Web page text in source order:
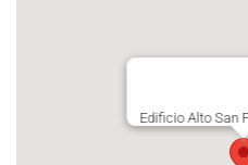
Edificio Alto San